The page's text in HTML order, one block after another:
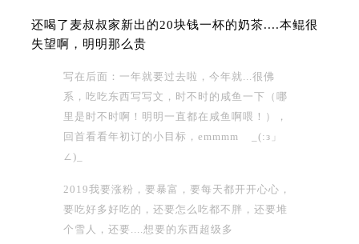
还喝了麦叔叔家新出的20块钱一杯的奶茶....本鲲很
失望啊，明明那么贵
写在后面：一年就要过去啦，今年就...很佛
系，吃吃东西写写文，时不时的咸鱼一下（哪
里是时不时啊！明明一直都在咸鱼啊喂！），
回首看看年初订的小目标，emmmm _(:з」
∠)_
2019我要涨粉，要暴富，要每天都开开心心，
要吃好多好吃的，还要怎么吃都不胖，还要堆
个雪人，还要....想要的东西超级多